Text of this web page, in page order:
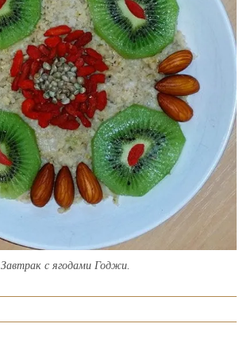
Завтрак с ягодами Годжи.